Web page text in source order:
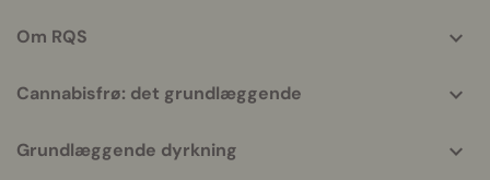
Om RQS
Cannabisfrø: det grundlæggende
Grundlæggende dyrkning